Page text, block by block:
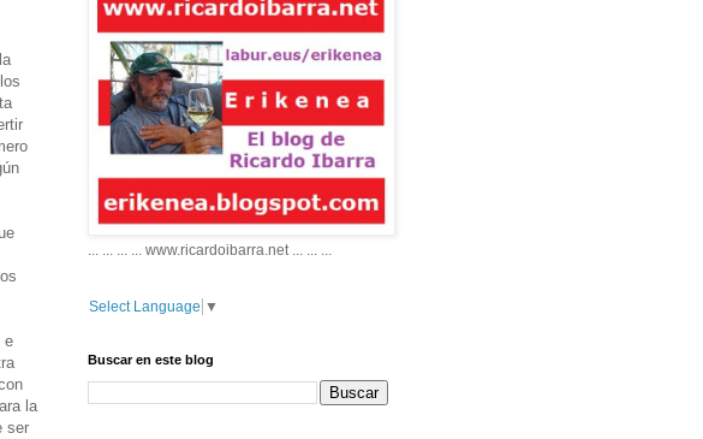
e
la
ser
... ... ... ... www.ricardoibarra.net ... ... ...
Select Language ▼
Buscar en este blog